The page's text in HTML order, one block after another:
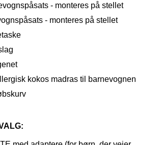
- monteres på stellet
- monteres på stellet
kokos madras til barnevognen